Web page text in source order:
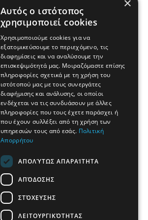
Αυτός ο ιστότοπος
χρησιμοποιεί cookies
Χρησιμοποιούμε cookies για να
εξατομικεύσουμε το περιεχόμενο, τις
διαφημίσεις και να αναλύσουμε την
επισκεψιμότητά μας. Μοιραζόμαστε επίσης
πληροφορίες σχετικά με τη χρήση του
ιστότοπού μας με τους συνεργάτες
διαφήμισης και ανάλυσης, οι οποίοι
ενδέχεται να τις συνδυάσουν με άλλες
πληροφορίες που τους έχετε παράσχει ή
που έχουν συλλέξει από τη χρήση των
υπηρεσιών τους από εσάς. Πολιτική
Απορρήτου
ΑΠΟΛΎΤΩΣ ΑΠΑΡΑΊΤΗΤΑ
ΑΠΌΔΟΣΗΣ
ΣΤΌΧΕΥΣΗΣ
ΛΕΙΤΟΥΡΓΙΚΌΤΗΤΑΣ